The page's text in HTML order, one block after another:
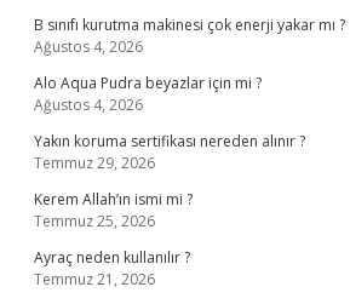
B sınıfı kurutma makinesi çok enerji yakar mı ?
Ağustos 4, 2026
Alo Aqua Pudra beyazlar için mi ?
Ağustos 4, 2026
Yakın koruma sertifikası nereden alınır ?
Temmuz 29, 2026
Kerem Allah’ın ismi mi ?
Temmuz 25, 2026
Ayraç neden kullanılır ?
Temmuz 21, 2026